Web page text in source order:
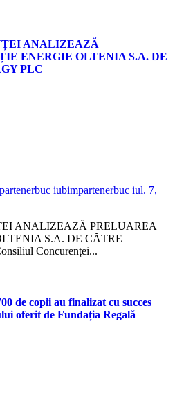
ANALIZEAZĂ
ENERGIE OLTENIA S.A. DE
PLC
iubimpartenerbuc iul. 7,
S.A. DE CĂTRE
Concurenței...
de copii au finalizat cu succes
oferit de Fundația Regală